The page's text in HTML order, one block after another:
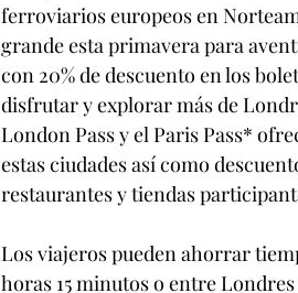
ferroviarios europeos en
grande esta primavera para
con 20% de descuento en los
disfrutar y explorar más de
London Pass y el Paris Pass*
estas ciudades así como
restaurantes y tiendas
Los viajeros pueden ahorrar
horas 15 minutos o entre